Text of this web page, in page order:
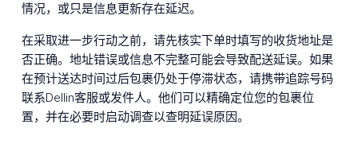
情况，或只是信息更新存在延迟。
在采取进一步行动之前，请先核实下单时填写的收货地址是
否正确。地址错误或信息不完整可能会导致配送延误。如果
在预计送达时间过后包裹仍处于停滞状态，请携带追踪号码
联系Dellin客服或发件人。他们可以精确定位您的包裹位
置，并在必要时启动调查以查明延误原因。